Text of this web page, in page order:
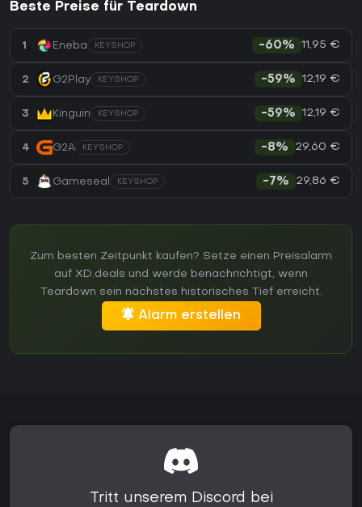
Beste Preise für Teardown
1 Eneba KEYSHOP -60% 11,95 €
2 G2Play KEYSHOP -59% 12,19 €
3 Kinguin KEYSHOP -59% 12,19 €
4 G2A KEYSHOP -8% 29,60 €
5 Gameseal KEYSHOP -7% 29,86 €
Zum besten Zeitpunkt kaufen? Setze einen Preisalarm
auf XD.deals und werde benachrichtigt, wenn
Teardown sein nächstes historisches Tief erreicht.
Alarm erstellen
Tritt unserem Discord bei